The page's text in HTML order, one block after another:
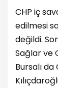
CHP iç
edilmesi
değildi.
Sağlar ve
Bursalı